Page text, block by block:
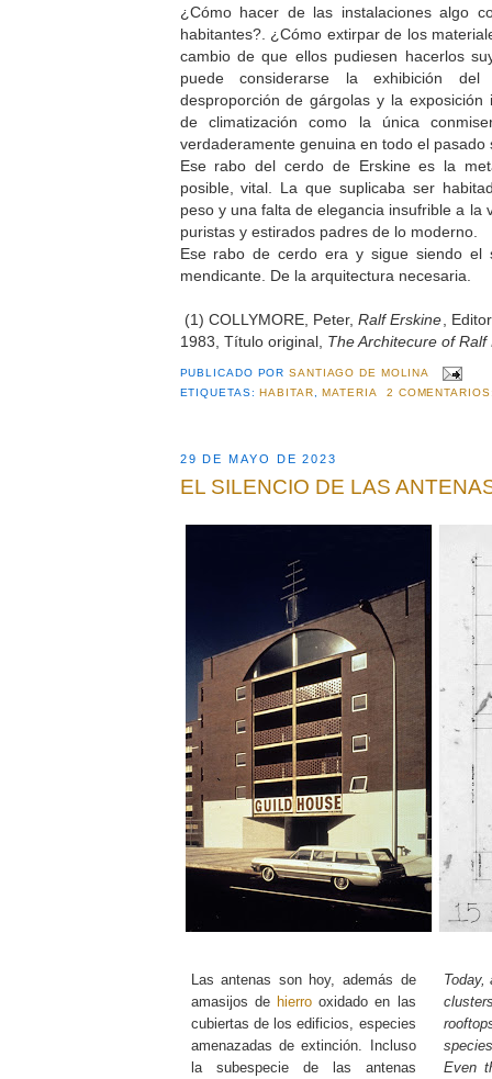
¿Cómo hacer de las instalaciones algo
habitantes?. ¿Cómo extirpar de los
cambio de que ellos pudiesen hacerlos
puede considerarse la exhibición
desproporción de gárgolas y la exposición
de climatización como la única
verdaderamente genuina en todo el pasado
Ese rabo del cerdo de Erskine es la
posible, vital. La que suplicaba ser
peso y una falta de elegancia insufrible a la
puristas y estirados padres de lo moderno.
Ese rabo de cerdo era y sigue siendo el
mendicante. De la arquitectura necesaria.
(1) COLLYMORE, Peter,Ralf Erskine ,
1983, Título original, The Architecure of Ralf
PUBLICADO PORSANTIAGO DE MOLINA
ETIQUETAS:HABITAR ,MATERIA 2
29 DE MAYO DE 2023
EL SILENCIO DE LAS
Las antenas son hoy, además de
amasijos de hierro oxidado en las
cubiertas de los edificios, especies
amenazadas de extinción. Incluso
la subespecie de las antenas
Today,
Even